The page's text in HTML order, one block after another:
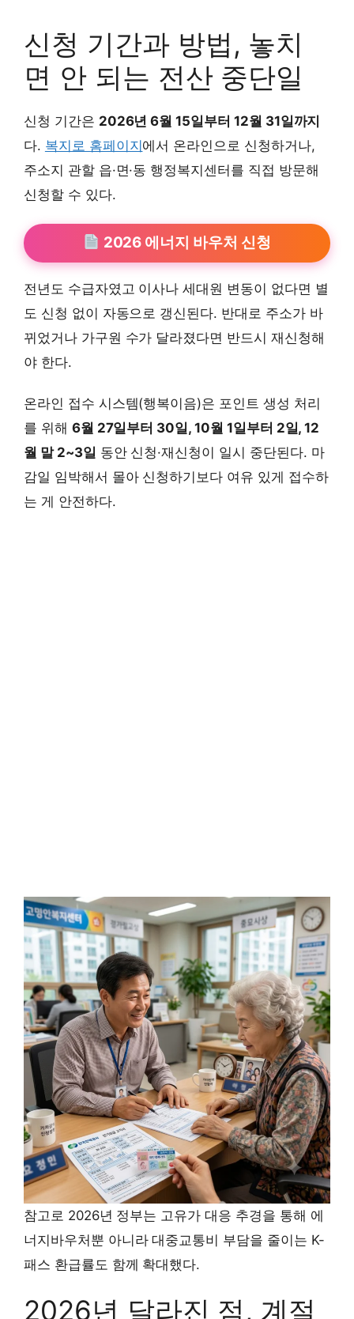
신청 기간과 방법, 놓치
면 안 되는 전산 중단일
신청 기간은 2026년 6월 15일부터 12월 31일까지
다. 복지로 홈페이지에서 온라인으로 신청하거나,
주소지 관할 읍·면·동 행정복지센터를 직접 방문해
신청할 수 있다.
2026 에너지 바우처 신청
전년도 수급자였고 이사나 세대원 변동이 없다면 별
도 신청 없이 자동으로 갱신된다. 반대로 주소가 바
뀌었거나 가구원 수가 달라졌다면 반드시 재신청해
야 한다.
온라인 접수 시스템(행복이음)은 포인트 생성 처리
를 위해 6월 27일부터 30일, 10월 1일부터 2일, 12
월 말 2~3일 동안 신청·재신청이 일시 중단된다. 마
감일 임박해서 몰아 신청하기보다 여유 있게 접수하
는 게 안전하다.
참고로 2026년 정부는 고유가 대응 추경을 통해 에
너지바우처뿐 아니라 대중교통비 부담을 줄이는 K-
패스 환급률도 함께 확대했다.
2026년 달라진 점, 계절